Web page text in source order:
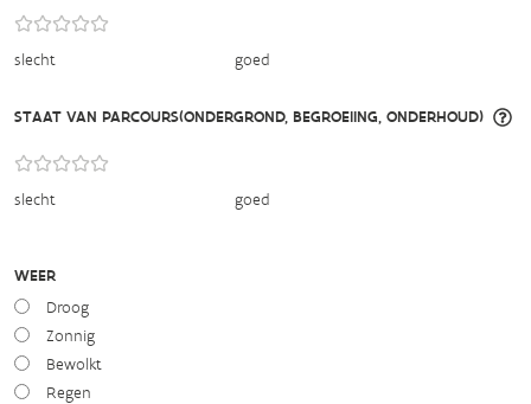
slecht goed
STAAT VAN PARCOURS(ONDERGROND, BEGROEIING, ONDERHOUD)
slecht goed
WEER
Droog
Zonnig
Bewolkt
Regen